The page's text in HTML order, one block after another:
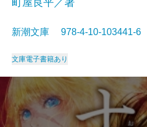
新潮文庫 978-4-10-103441-
文庫電子書籍あり